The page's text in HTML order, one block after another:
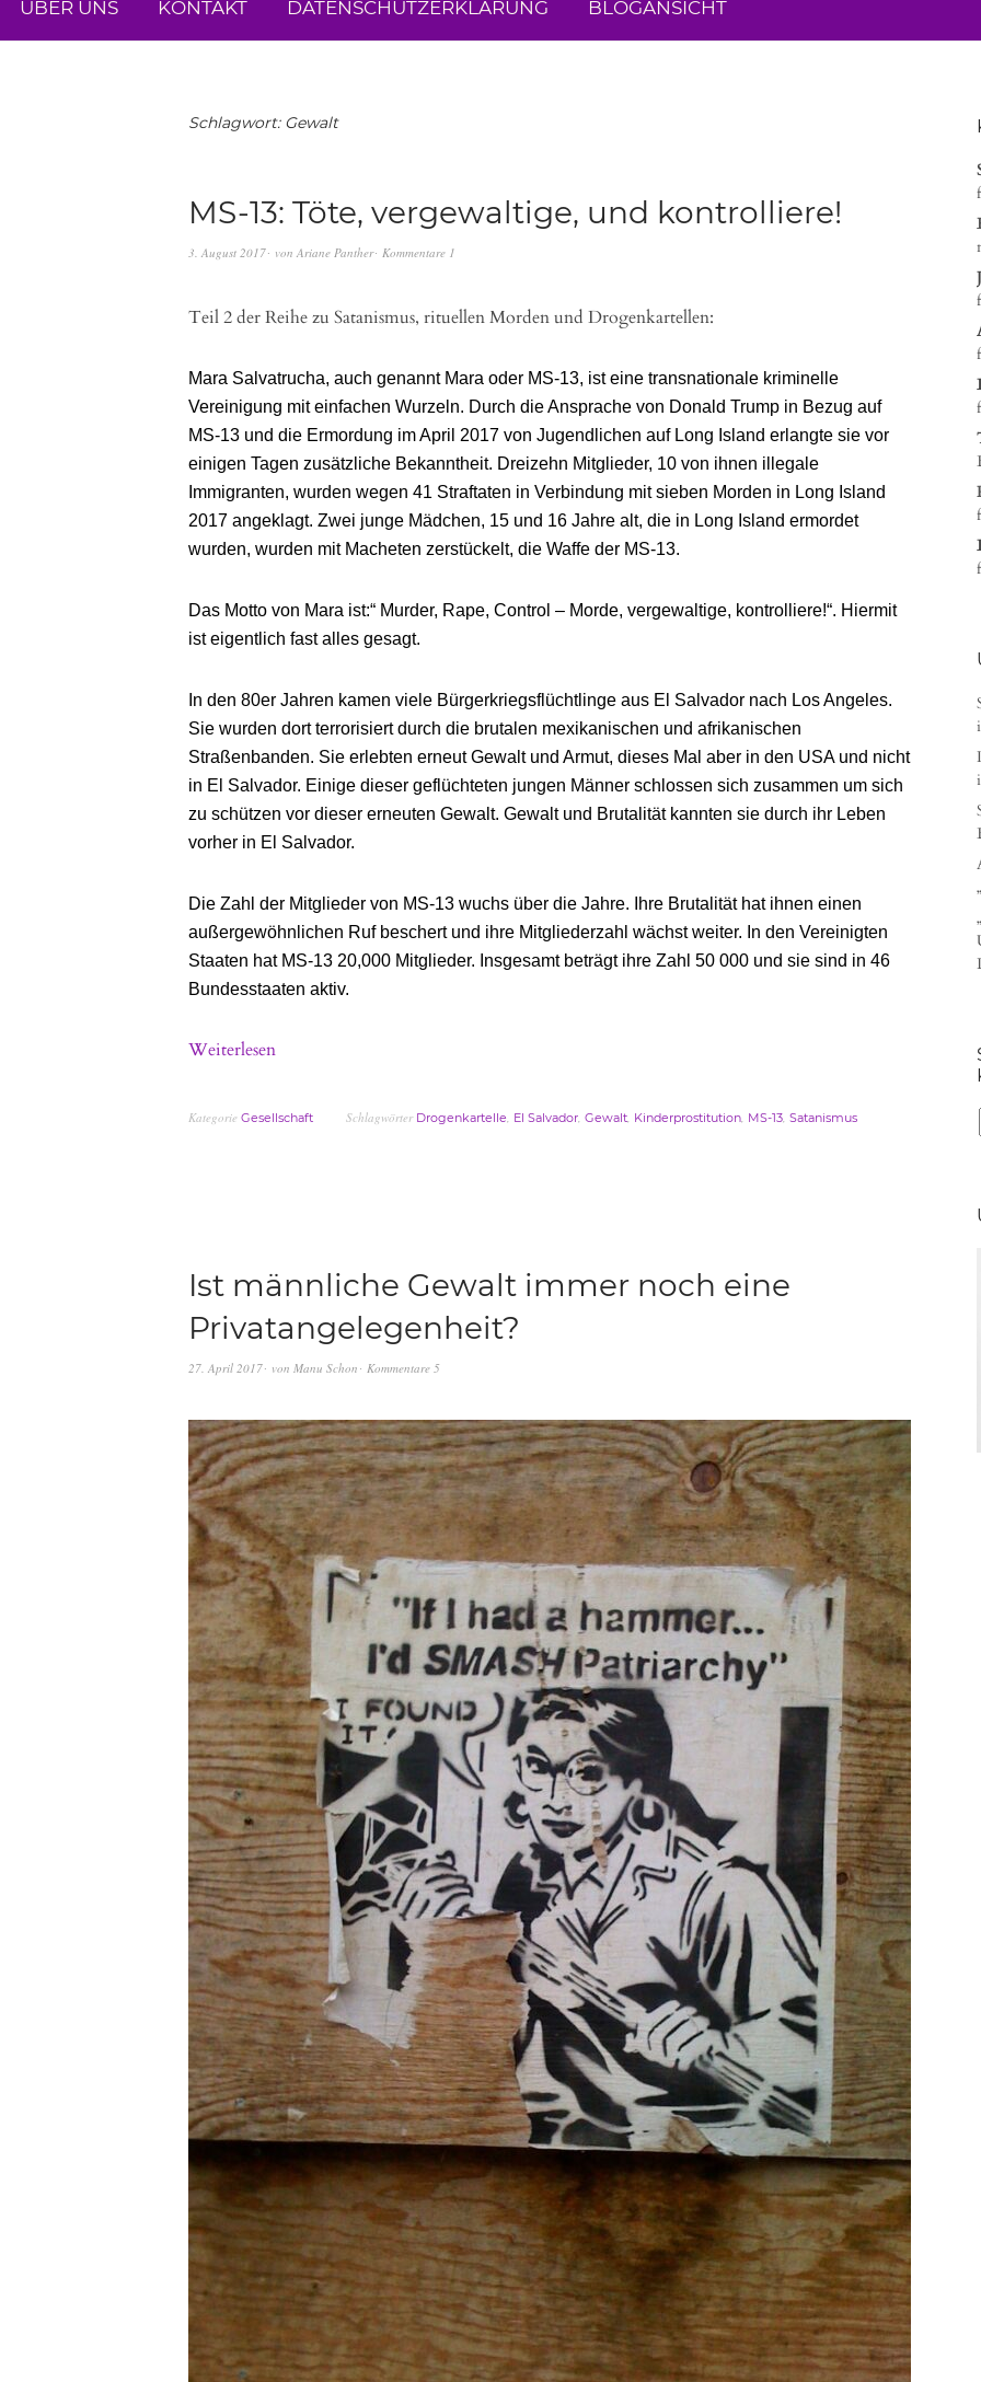
ÜBER UNS KONTAKT DATENSCHUTZERKLÄRUNG BLOGANSICHT
Schlagwort: Gewalt
MS-13: Töte, vergewaltige, und kontrolliere!
3. August 2017 von Ariane Panther Kommentare 1
Teil 2 der Reihe zu Satanismus, rituellen Morden und Drogenkartellen:
Mara Salvatrucha, auch genannt Mara oder MS-13, ist eine transnationale kriminelle
Vereinigung mit einfachen Wurzeln. Durch die Ansprache von Donald Trump in Bezug auf
MS-13 und die Ermordung im April 2017 von Jugendlichen auf Long Island erlangte sie vor
einigen Tagen zusätzliche Bekanntheit. Dreizehn Mitglieder, 10 von ihnen illegale
Immigranten, wurden wegen 41 Straftaten in Verbindung mit sieben Morden in Long Island
2017 angeklagt. Zwei junge Mädchen, 15 und 16 Jahre alt, die in Long Island ermordet
wurden, wurden mit Macheten zerstückelt, die Waffe der MS-13.
Das Motto von Mara ist:“ Murder, Rape, Control – Morde, vergewaltige, kontrolliere!“. Hiermit
ist eigentlich fast alles gesagt.
In den 80er Jahren kamen viele Bürgerkriegsflüchtlinge aus El Salvador nach Los Angeles.
Sie wurden dort terrorisiert durch die brutalen mexikanischen und afrikanischen
Straßenbanden. Sie erlebten erneut Gewalt und Armut, dieses Mal aber in den USA und nicht
in El Salvador. Einige dieser geflüchteten jungen Männer schlossen sich zusammen um sich
zu schützen vor dieser erneuten Gewalt. Gewalt und Brutalität kannten sie durch ihr Leben
vorher in El Salvador.
Die Zahl der Mitglieder von MS-13 wuchs über die Jahre. Ihre Brutalität hat ihnen einen
außergewöhnlichen Ruf beschert und ihre Mitgliederzahl wächst weiter. In den Vereinigten
Staaten hat MS-13 20,000 Mitglieder. Insgesamt beträgt ihre Zahl 50 000 und sie sind in 46
Bundesstaaten aktiv.
Weiterlesen
Kategorie Gesellschaft Schlagwörter Drogenkartelle, El Salvador, Gewalt, Kinderprostitution, MS-13, Satanismus
Ist männliche Gewalt immer noch eine
Privatangelegenheit?
27. April 2017 von Manu Schon Kommentare 5